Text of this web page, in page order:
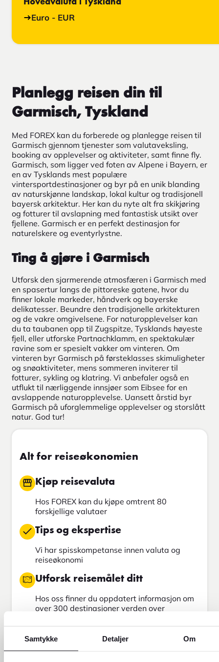
Samtykke Detaljer Om
Hovedvaluta i Tyskland
Euro - EUR
Planlegg reisen din til
Garmisch, Tyskland
Med FOREX kan du forberede og planlegge reisen til
Garmisch gjennom tjenester som valutaveksling,
booking av opplevelser og aktiviteter, samt finne fly.
Garmisch, som ligger ved foten av Alpene i Bayern, er
en av Tysklands mest populære
vintersportdestinasjoner og byr på en unik blanding
av naturskjønne landskap, lokal kultur og tradisjonell
bayersk arkitektur. Her kan du nyte alt fra skikjøring
og fotturer til avslapning med fantastisk utsikt over
fjellene. Garmisch er en perfekt destinasjon for
naturelskere og eventyrlystne.
Ting å gjøre i Garmisch
Utforsk den sjarmerende atmosfæren i Garmisch med
en spasertur langs de pittoreske gatene, hvor du
finner lokale markeder, håndverk og bayerske
delikatesser. Beundre den tradisjonelle arkitekturen
og de vakre omgivelsene. For naturopplevelser kan
du ta taubanen opp til Zugspitze, Tysklands høyeste
fjell, eller utforske Partnachklamm, en spektakulær
ravine som er spesielt vakker om vinteren. Om
vinteren byr Garmisch på førsteklasses skimuligheter
og snøaktiviteter, mens sommeren inviterer til
fotturer, sykling og klatring. Vi anbefaler også en
utflukt til nærliggende innsjøer som Eibsee for en
avslappende naturopplevelse. Uansett årstid byr
Garmisch på uforglemmelige opplevelser og storslått
natur. God tur!
Alt for reiseøkonomien
Kjøp reisevaluta
Hos FOREX kan du kjøpe omtrent 80
forskjellige valutaer
Tips og ekspertise
Vi har spisskompetanse innen valuta og
reiseøkonomi
Utforsk reisemålet ditt
Hos oss finner du oppdatert informasjon om
over 300 destinasjoner verden over